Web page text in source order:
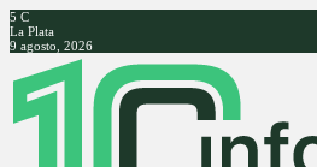
5 C
La Plata
9 agosto, 2026
Facebook
Twitter
Instagram
Youtube